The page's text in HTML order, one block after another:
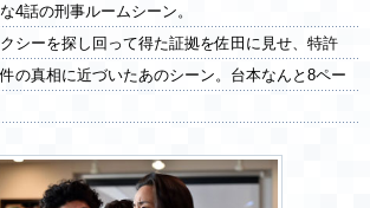
4話の刑事ルームシーン。
シーを探し回って得た証拠を佐田に見せ、特許
の真相に近づいたあのシーン。台本なんと8ペー